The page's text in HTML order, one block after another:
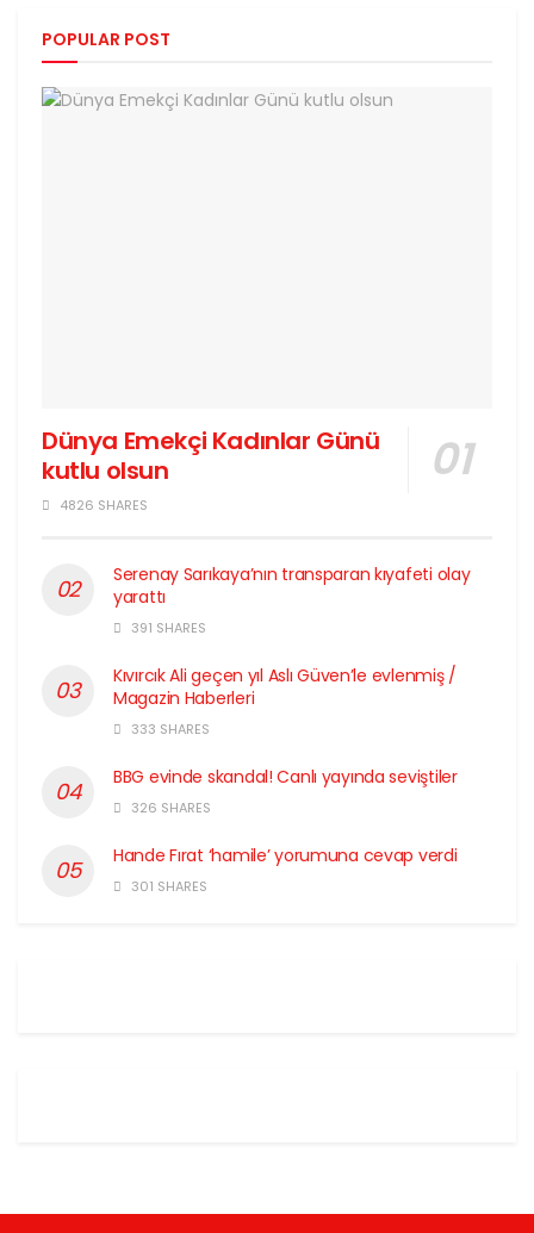
POPULAR POST
Dünya Emekçi Kadınlar Günü
kutlu olsun
4826 SHARES
Serenay Sarıkaya’nın transparan kıyafeti olay
yarattı
391 SHARES
Kıvırcık Ali geçen yıl Aslı Güven’le evlenmiş /
Magazin Haberleri
333 SHARES
BBG evinde skandal! Canlı yayında seviştiler
326 SHARES
Hande Fırat ‘hamile’ yorumuna cevap verdi
301 SHARES